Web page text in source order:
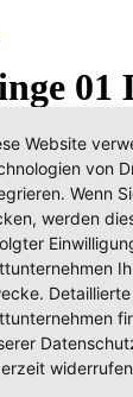
01
Website
von
Wenn
werden